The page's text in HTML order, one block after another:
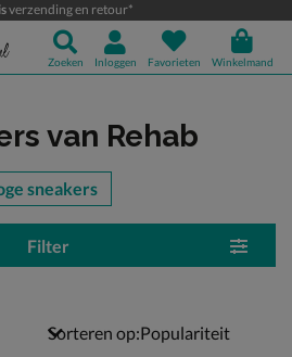
verzending en retour*
Zoeken Inloggen Favorieten Winkelmand
van Rehab
sneakers
Filter
Sorteren op: